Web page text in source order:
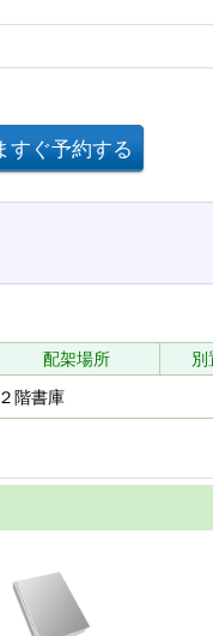
配架場所 別
２階書庫